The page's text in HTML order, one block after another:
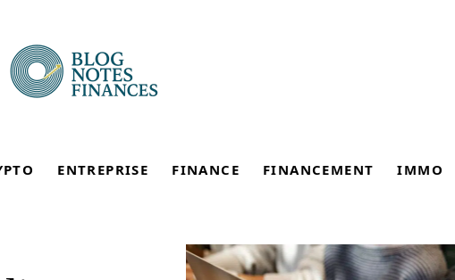
ENTREPRISE FINANCE FINANCEMENT IMMO